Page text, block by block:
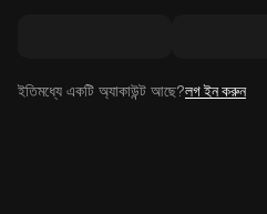
ইতিমধ্যে একটি অ্যাকাউন্ট আছে?লগ ইন করুন